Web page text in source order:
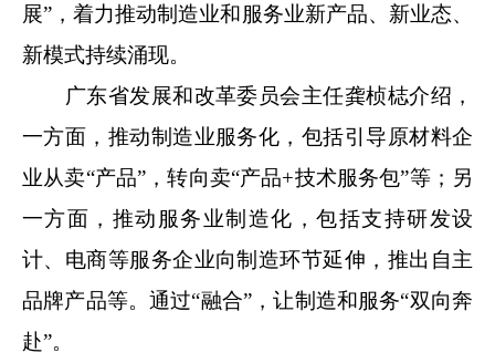
展”，着力推动制造业和服务业新产品、新业态、
新模式持续涌现。
广东省发展和改革委员会主任龚桢梽介绍，
一方面，推动制造业服务化，包括引导原材料企
业从卖“产品”，转向卖“产品+技术服务包”等；另
一方面，推动服务业制造化，包括支持研发设
计、电商等服务企业向制造环节延伸，推出自主
品牌产品等。通过“融合”，让制造和服务“双向奔
赴”。